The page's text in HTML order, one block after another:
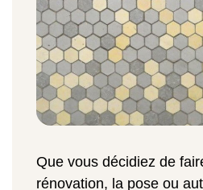
Que vous décidiez de
rénovation, la pose ou